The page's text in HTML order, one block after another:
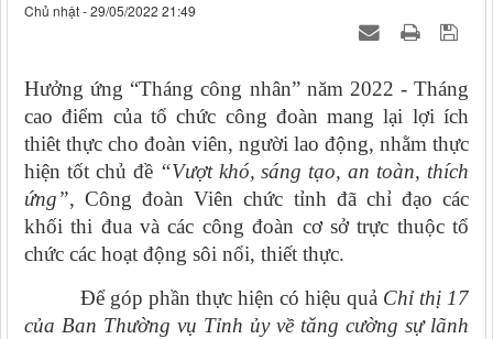
Chủ nhật - 29/05/2022 21:49
Hưởng ứng “Tháng công nhân” năm 2022 - Tháng
cao điểm của tổ chức công đoàn mang lại lợi ích
thiêt thực cho đoàn viên, người lao động, nhằm thực
hiện tốt chủ đề “Vượt khó, sáng tạo, an toàn, thích
ứng”, Công đoàn Viên chức tỉnh đã chỉ đạo các
khối thi đua và các công đoàn cơ sở trực thuộc tổ
chức các hoạt động sôi nổi, thiết thực.
Để góp phần thực hiện có hiệu quả Chỉ thị 17
của Ban Thường vụ Tỉnh ủy về tăng cường sự lãnh